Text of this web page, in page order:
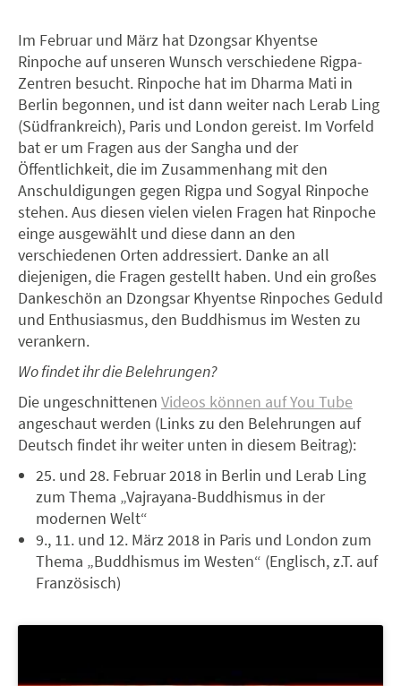
Im Februar und März hat Dzongsar Khyentse
Rinpoche auf unseren Wunsch verschiedene Rigpa-
Zentren besucht. Rinpoche hat im Dharma Mati in
Berlin begonnen, und ist dann weiter nach Lerab Ling
(Südfrankreich), Paris und London gereist. Im Vorfeld
bat er um Fragen aus der Sangha und der
Öffentlichkeit, die im Zusammenhang mit den
Anschuldigungen gegen Rigpa und Sogyal Rinpoche
stehen. Aus diesen vielen vielen Fragen hat Rinpoche
einge ausgewählt und diese dann an den
verschiedenen Orten addressiert. Danke an all
diejenigen, die Fragen gestellt haben. Und ein großes
Dankeschön an Dzongsar Khyentse Rinpoches Geduld
und Enthusiasmus, den Buddhismus im Westen zu
verankern.
Wo findet ihr die Belehrungen?
Die ungeschnittenen Videos können auf You Tube
angeschaut werden (Links zu den Belehrungen auf
Deutsch findet ihr weiter unten in diesem Beitrag):
25. und 28. Februar 2018 in Berlin und Lerab Ling
zum Thema „Vajrayana-Buddhismus in der
modernen Welt“
9., 11. und 12. März 2018 in Paris und London zum
Thema „Buddhismus im Westen“ (Englisch, z.T. auf
Französisch)